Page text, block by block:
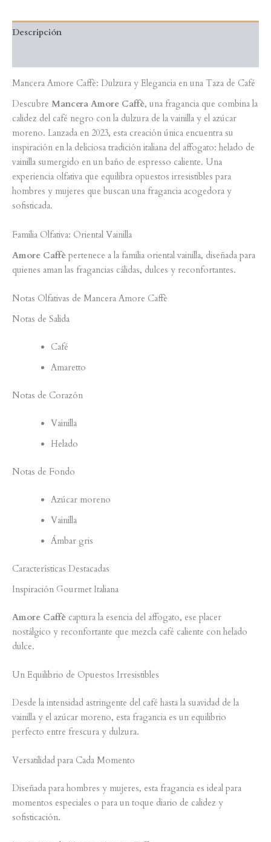
Descripción
Mancera Amore Caffè: Dulzura y Elegancia en una Taza de Café
Descubre Mancera Amore Caffè, una fragancia que combina la
calidez del café negro con la dulzura de la vainilla y el azúcar
moreno. Lanzada en 2023, esta creación única encuentra su
inspiración en la deliciosa tradición italiana del affogato: helado de
vainilla sumergido en un baño de espresso caliente. Una
experiencia olfativa que equilibra opuestos irresistibles para
hombres y mujeres que buscan una fragancia acogedora y
sofisticada.
Familia Olfativa: Oriental Vainilla
Amore Caffè pertenece a la familia oriental vainilla, diseñada para
quienes aman las fragancias cálidas, dulces y reconfortantes.
Notas Olfativas de Mancera Amore Caffè
Notas de Salida
Café
Amaretto
Notas de Corazón
Vainilla
Helado
Notas de Fondo
Azúcar moreno
Vainilla
Ámbar gris
Características Destacadas
Inspiración Gourmet Italiana
Amore Caffè captura la esencia del affogato, ese placer
nostálgico y reconfortante que mezcla café caliente con helado
dulce.
Un Equilibrio de Opuestos Irresistibles
Desde la intensidad astringente del café hasta la suavidad de la
vainilla y el azúcar moreno, esta fragancia es un equilibrio
perfecto entre frescura y dulzura.
Versatilidad para Cada Momento
Diseñada para hombres y mujeres, esta fragancia es ideal para
momentos especiales o para un toque diario de calidez y
sofisticación.